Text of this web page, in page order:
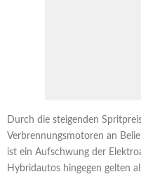
Durch die steigenden
Verbrennungsmotoren an
ist ein Aufschwung der
Hybridautos hingegen gelten